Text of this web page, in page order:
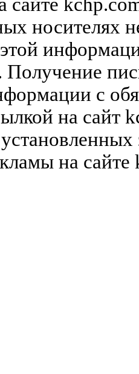
носителях
с
на сайт
на сайте